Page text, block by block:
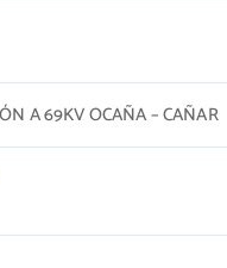
A 69KV OCAÑA – CAÑAR